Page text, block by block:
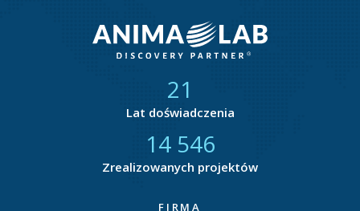
21
Lat doświadczenia
14 783
Zrealizowanych projektów
FIRMA